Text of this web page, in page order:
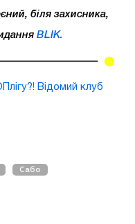
біля захисника,
BLIK.
Відомий клуб
Сабо